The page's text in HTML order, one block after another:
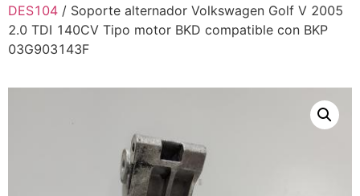
DES104 / Soporte alternador Volkswagen Golf V 2005
2.0 TDI 140CV Tipo motor BKD compatible con BKP
03G903143F